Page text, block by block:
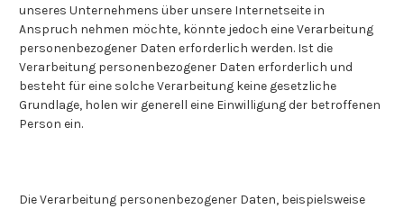
unseres Unternehmens über unsere Internetseite in
Anspruch nehmen möchte, könnte jedoch eine Verarbeitung
personenbezogener Daten erforderlich werden. Ist die
Verarbeitung personenbezogener Daten erforderlich und
besteht für eine solche Verarbeitung keine gesetzliche
Grundlage, holen wir generell eine Einwilligung der betroffenen
Person ein.
Die Verarbeitung personenbezogener Daten, beispielsweise